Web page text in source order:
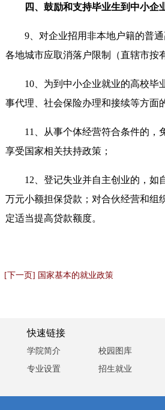
四、鼓励和支持毕业生到中小企
9、对企业招用非本地户籍的普
各地城市应取消落户限制（直辖市按
10、为到中小企业就业的高校毕
事代理、社会保险办理和接续等方面
11、从事个体经营符合条件的，
享受国家相关扶持政策；
12、登记失业并自主创业的，如
万元小额担保贷款；对合伙经营和组
定适当提高贷款额度。
[下一页] 国家基本的就业政策
快速链接
学院简介 校园图库
专业设置
招生就业